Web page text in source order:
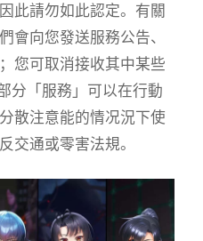
此請勿如此認定。有關
會向您發送服務公告、
您可取消接收其中某些
分「服務」可以在行動
散注意能的情况況下使
交通或零害法規。